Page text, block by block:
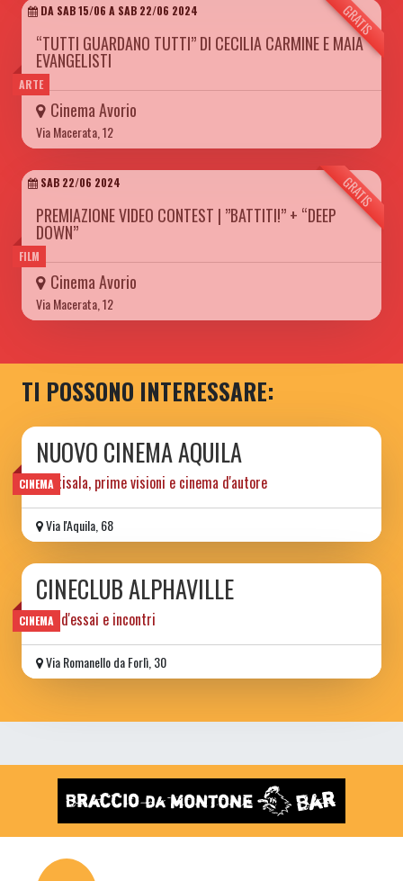
ARTE
GRATIS
DA SAB 15/06 A SAB 22/06 2024
“TUTTI GUARDANO TUTTI” DI CECILIA CARMINE E MAIA
EVANGELISTI
Cinema Avorio
Via Macerata, 12
FILM
GRATIS
SAB 22/06 2024
PREMIAZIONE VIDEO CONTEST | ”BATTITI!” + “DEEP
DOWN”
Cinema Avorio
Via Macerata, 12
TI POSSONO INTERESSARE:
CINEMA
NUOVO CINEMA AQUILA
multisala, prime visioni e cinema d'autore
Via l'Aquila, 68
CINEMA
CINECLUB ALPHAVILLE
film d'essai e incontri
Via Romanello da Forlì, 30